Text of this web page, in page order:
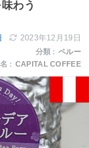
わう
2023年12月19日
分類 : ペルー
: CAPITAL COFFEE